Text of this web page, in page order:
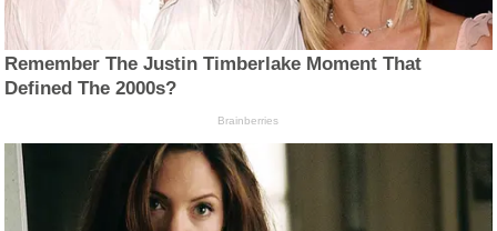
Remember The Justin Timberlake Moment That
Defined The 2000s?
Brainberries